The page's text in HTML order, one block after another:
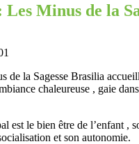
Minus de la
de la Sagesse Brasilia
chaleureuse , gaie
est le bien être de l’enfant ,
et son autonomie.